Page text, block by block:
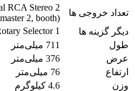
تعداد خروجی ها
RCA Stereo
2, booth)
دیگر گزینه ها
1 x Smart Rotary Selector
طول
711 میلی‌متر
عرض
376 میلی‌متر
ارتفاع
76 میلی‌متر
وزن
4.6 کیلوگرم